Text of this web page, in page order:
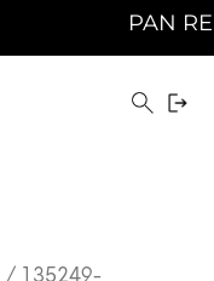
PAN
/ 135249-